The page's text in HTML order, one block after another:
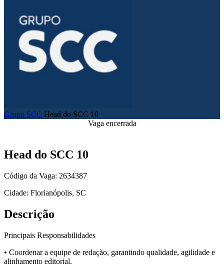
Grupo SCC Head do SCC 10
Vaga encerrada
Head do SCC 10
Código da Vaga: 2634387
Cidade: Florianópolis, SC
Descrição
Principais Responsabilidades
• Coordenar a equipe de redação, garantindo qualidade, agilidade e
alinhamento editorial.